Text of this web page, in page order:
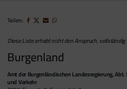
Teilen:
Diese Liste erhebt nicht den Anspruch,
Burgenland
Amt der Burgenländischen Landesregierung,
und Verkehr